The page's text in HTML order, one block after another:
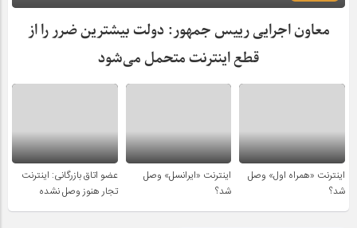
معاون اجرایی رییس جمهور: دولت بیشترین ضرر را از
قطع اینترنت متحمل می‌شود
اینترنت «همراه اول» وصل
شد؟
اینترنت «ایرانسل» وصل
شد؟
عضو اتاق بازرگانی: اینترنت
تجار هنوز وصل نشده